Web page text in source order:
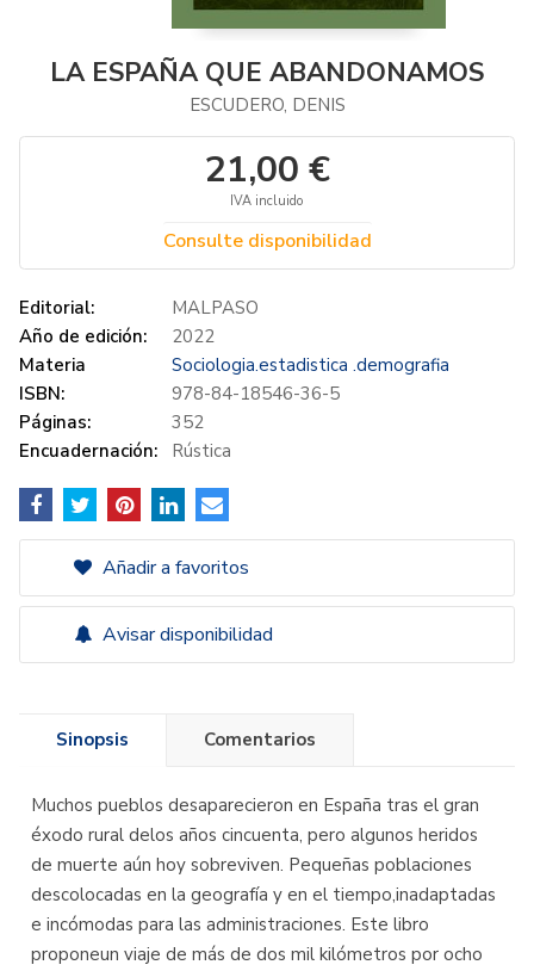
LA ESPAÑA QUE ABANDONAMOS
ESCUDERO, DENIS
21,00 €
IVA incluido
Consulte disponibilidad
Editorial:
MALPASO
Año de edición:
2022
Materia
Sociologia.estadistica .demografia
ISBN:
978-84-18546-36-5
Páginas:
352
Encuadernación:
Rústica
Añadir a favoritos
Avisar disponibilidad
Sinopsis Comentarios
Muchos pueblos desaparecieron en España tras el gran
éxodo rural delos años cincuenta, pero algunos heridos
de muerte aún hoy sobreviven. Pequeñas poblaciones
descolocadas en la geografía y en el tiempo,inadaptadas
e incómodas para las administraciones. Este libro
proponeun viaje de más de dos mil kilómetros por ocho